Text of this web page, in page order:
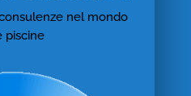
nel mondo
piscine